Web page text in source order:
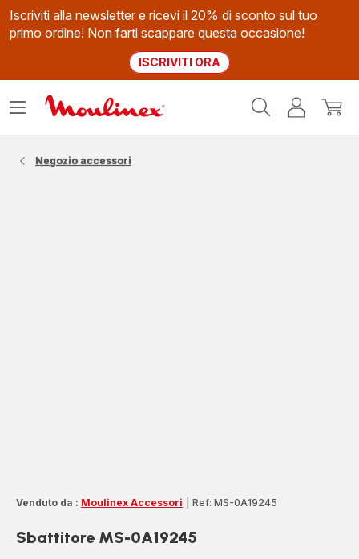
Iscriviti alla newsletter e ricevi il 20% di sconto sul tuo
primo ordine! Non farti scappare questa occasione!
ISCRIVITI ORA
Il
Apri
Negozio accessori
Venduto da : Moulinex Accessori Ref: MS-0A19245
Sbattitore MS-0A19245